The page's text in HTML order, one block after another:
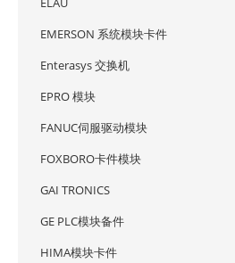
EMERSON 系统模块卡件
Enterasys 交换机
EPRO 模块
FANUC伺服驱动模块
FOXBORO卡件模块
GAI TRONICS
GE PLC模块备件
HIMA模块卡件